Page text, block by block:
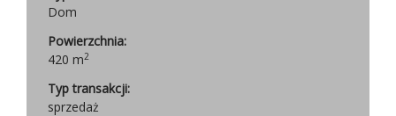
Dom
Powierzchnia:
420 m2
Typ transakcji:
sprzedaż